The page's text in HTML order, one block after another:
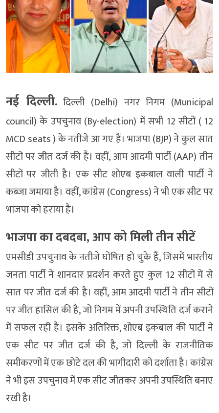
नई दिल्ली.दिल्ली (Delhi) नगर निगम (Municipal
council) के उपचुनाव (By-election) में सभी 12 सीटों ( 12
MCD seats ) के नतीजे आ गए हैं। भाजपा (BJP) ने कुल सात
सीटों पर जीत दर्ज की है। वहीं, आम आदमी पार्टी (AAP) तीन
सीटों पर जीती है। एक सीट शोएब इकबाल वाली पार्टी ने
कब्जा जमाया है। वहीं, कांग्रेस (Congress) ने भी एक सीट पर
भाजपा को हराया है।
भाजपा का दबदबा, आप को मिली तीन सीटें
एमसीडी उपचुनाव के नतीजे घोषित हो चुके हैं, जिसमें भारतीय
जनता पार्टी ने शानदार प्रदर्शन करते हुए कुल 12 सीटों में से
सात पर जीत दर्ज की है। वहीं, आम आदमी पार्टी ने तीन सीटों
पर जीत हासिल की है, जो निगम में अपनी उपस्थिति दर्ज कराने
में सफल रही है। इसके अतिरिक्त, शोएब इकबाल की पार्टी ने
एक सीट पर जीत दर्ज की है, जो दिल्ली के राजनीतिक
समीकरणों में एक छोटे दल की भागीदारी को दर्शाता है। कांग्रेस
ने भी इस उपचुनाव में एक सीट जीतकर अपनी उपस्थिति बनाए
रखी है।